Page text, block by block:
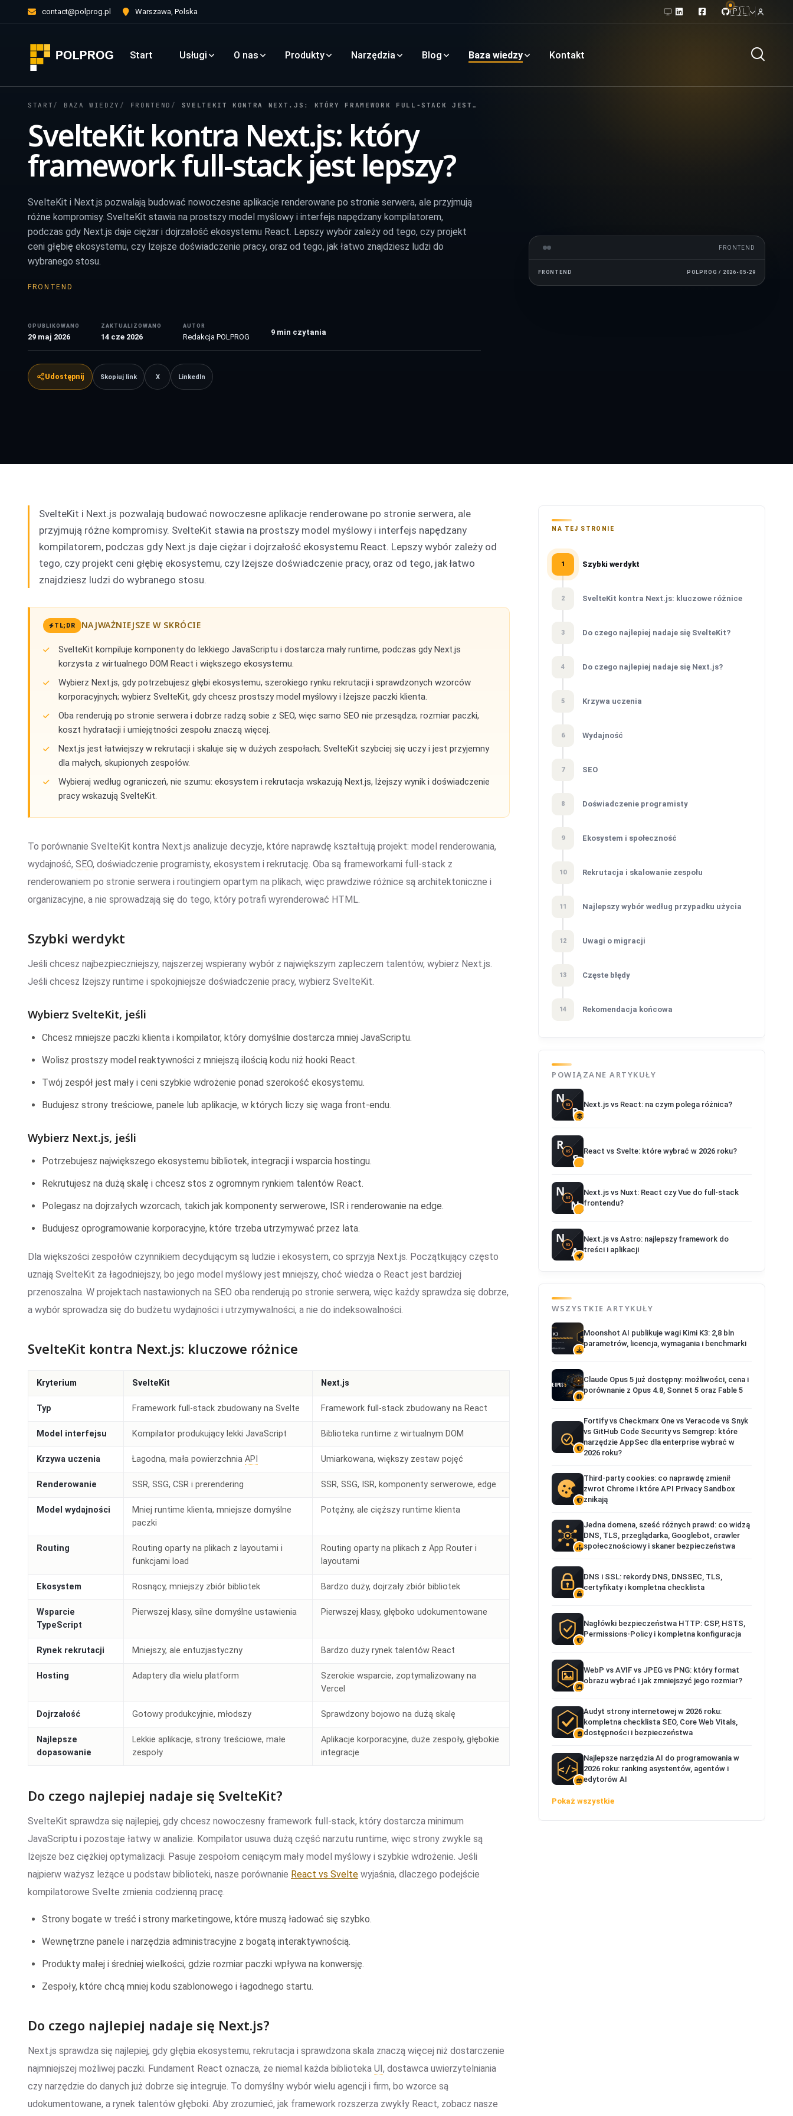
contact@polprog.pl Warszawa, Polska 🇵🇱
Start Usługi O nas Produkty Narzędzia Blog Baza wiedzy Kontakt
START BAZA WIEDZY FRONTEND SVELTEKIT KONTRA NEXT.JS: KTÓRY FRAMEWORK FULL-STACK JEST LEPSZY?
SvelteKit kontra Next.js: który
framework full-stack jest lepszy?
SvelteKit i Next.js pozwalają budować nowoczesne aplikacje renderowane po stronie serwera, ale przyjmują
różne kompromisy. SvelteKit stawia na prostszy model myślowy i interfejs napędzany kompilatorem,
podczas gdy Next.js daje ciężar i dojrzałość ekosystemu React. Lepszy wybór zależy od tego, czy projekt
ceni głębię ekosystemu, czy lżejsze doświadczenie pracy, oraz od tego, jak łatwo znajdziesz ludzi do
wybranego stosu.
FRONTEND
OPUBLIKOWANO
29 maj 2026
ZAKTUALIZOWANO
14 cze 2026
AUTOR
Redakcja POLPROG
9 min czytania
Udostępnij Skopiuj link X LinkedIn
FRONTEND
FRONTEND
01SvelteKit
FRONTEND POLPROG / 2026-05-29
SvelteKit i Next.js pozwalają budować nowoczesne aplikacje renderowane po stronie serwera, ale
przyjmują różne kompromisy. SvelteKit stawia na prostszy model myślowy i interfejs napędzany
kompilatorem, podczas gdy Next.js daje ciężar i dojrzałość ekosystemu React. Lepszy wybór zależy od
tego, czy projekt ceni głębię ekosystemu, czy lżejsze doświadczenie pracy, oraz od tego, jak łatwo
znajdziesz ludzi do wybranego stosu.
TL;DR NAJWAŻNIEJSZE W SKRÓCIE
SvelteKit kompiluje komponenty do lekkiego JavaScriptu i dostarcza mały runtime, podczas gdy Next.js
korzysta z wirtualnego DOM React i większego ekosystemu.
Wybierz Next.js, gdy potrzebujesz głębi ekosystemu, szerokiego rynku rekrutacji i sprawdzonych wzorców
korporacyjnych; wybierz SvelteKit, gdy chcesz prostszy model myślowy i lżejsze paczki klienta.
Oba renderują po stronie serwera i dobrze radzą sobie z SEO, więc samo SEO nie przesądza; rozmiar paczki,
koszt hydratacji i umiejętności zespołu znaczą więcej.
Next.js jest łatwiejszy w rekrutacji i skaluje się w dużych zespołach; SvelteKit szybciej się uczy i jest przyjemny
dla małych, skupionych zespołów.
Wybieraj według ograniczeń, nie szumu: ekosystem i rekrutacja wskazują Next.js, lżejszy wynik i doświadczenie
pracy wskazują SvelteKit.
To porównanie SvelteKit kontra Next.js analizuje decyzje, które naprawdę kształtują projekt: model renderowania,
wydajność,SEO, doświadczenie programisty, ekosystem i rekrutację. Oba są frameworkami full-stack z
renderowaniem po stronie serwera i routingiem opartym na plikach, więc prawdziwe różnice są architektoniczne i
organizacyjne, a nie sprowadzają się do tego, który potrafi wyrenderować HTML.
Szybki werdykt
Jeśli chcesz najbezpieczniejszy, najszerzej wspierany wybór z największym zapleczem talentów, wybierz Next.js.
Jeśli chcesz lżejszy runtime i spokojniejsze doświadczenie pracy, wybierz SvelteKit.
Wybierz SvelteKit, jeśli
Chcesz mniejsze paczki klienta i kompilator, który domyślnie dostarcza mniej JavaScriptu.
Wolisz prostszy model reaktywności z mniejszą ilością kodu niż hooki React.
Twój zespół jest mały i ceni szybkie wdrożenie ponad szerokość ekosystemu.
Budujesz strony treściowe, panele lub aplikacje, w których liczy się waga front-endu.
Wybierz Next.js, jeśli
Potrzebujesz największego ekosystemu bibliotek, integracji i wsparcia hostingu.
Rekrutujesz na dużą skalę i chcesz stos z ogromnym rynkiem talentów React.
Polegasz na dojrzałych wzorcach, takich jak komponenty serwerowe, ISR i renderowanie na edge.
Budujesz oprogramowanie korporacyjne, które trzeba utrzymywać przez lata.
Dla większości zespołów czynnikiem decydującym są ludzie i ekosystem, co sprzyja Next.js. Początkujący często
uznają SvelteKit za łagodniejszy, bo jego model myślowy jest mniejszy, choć wiedza o React jest bardziej
przenoszalna. W projektach nastawionych na SEO oba renderują po stronie serwera, więc każdy sprawdza się dobrze,
a wybór sprowadza się do budżetu wydajności i utrzymywalności, a nie do indeksowalności.
SvelteKit kontra Next.js: kluczowe różnice
Kryterium SvelteKit Next.js
Typ Framework full-stack zbudowany na Svelte Framework full-stack zbudowany na React
Model interfejsu Kompilator produkujący lekki JavaScript Biblioteka runtime z wirtualnym DOM
Krzywa uczenia Łagodna, mała powierzchniaAPI Umiarkowana, większy zestaw pojęć
Renderowanie SSR, SSG, CSR i prerendering SSR, SSG, ISR, komponenty serwerowe, edge
Model wydajności
Mniej runtime klienta, mniejsze domyślne
paczki
Potężny, ale cięższy runtime klienta
Routing
Routing oparty na plikach z layoutami i
funkcjami load
Routing oparty na plikach z App Router i
layoutami
Ekosystem Rosnący, mniejszy zbiór bibliotek Bardzo duży, dojrzały zbiór bibliotek
Wsparcie
TypeScript
Pierwszej klasy, silne domyślne ustawienia Pierwszej klasy, głęboko udokumentowane
Rynek rekrutacji Mniejszy, ale entuzjastyczny Bardzo duży rynek talentów React
Hosting Adaptery dla wielu platform
Szerokie wsparcie, zoptymalizowany na
Vercel
Dojrzałość Gotowy produkcyjnie, młodszy Sprawdzony bojowo na dużą skalę
Najlepsze
dopasowanie
Lekkie aplikacje, strony treściowe, małe
zespoły
Aplikacje korporacyjne, duże zespoły, głębokie
integracje
Do czego najlepiej nadaje się SvelteKit?
SvelteKit sprawdza się najlepiej, gdy chcesz nowoczesny framework full-stack, który dostarcza minimum
JavaScriptu i pozostaje łatwy w analizie. Kompilator usuwa dużą część narzutu runtime, więc strony zwykle są
lżejsze bez ciężkiej optymalizacji. Pasuje zespołom ceniącym mały model myślowy i szybkie wdrożenie. Jeśli
najpierw ważysz leżące u podstaw biblioteki, nasze porównanie React vs Svelte wyjaśnia, dlaczego podejście
kompilatorowe Svelte zmienia codzienną pracę.
Strony bogate w treść i strony marketingowe, które muszą ładować się szybko.
Wewnętrzne panele i narzędzia administracyjne z bogatą interaktywnością.
Produkty małej i średniej wielkości, gdzie rozmiar paczki wpływa na konwersję.
Zespoły, które chcą mniej kodu szablonowego i łagodnego startu.
Do czego najlepiej nadaje się Next.js?
Next.js sprawdza się najlepiej, gdy głębia ekosystemu, rekrutacja i sprawdzona skala znaczą więcej niż dostarczenie
najmniejszej możliwej paczki. Fundament React oznacza, że niemal każda bibliotekaUI, dostawca uwierzytelniania
czy narzędzie do danych już dobrze się integruje. To domyślny wybór wielu agencji i firm, bo wzorce są
udokumentowane, a rynek talentów głęboki. Aby zrozumieć, jak framework rozszerza zwykły React, zobacz nasze
NA TEJ STRONIE
1 Szybki werdykt
2 SvelteKit kontra Next.js: kluczowe różnice
3 Do czego najlepiej nadaje się SvelteKit?
4 Do czego najlepiej nadaje się Next.js?
5 Krzywa uczenia
6 Wydajność
7 SEO
8 Doświadczenie programisty
9 Ekosystem i społeczność
10 Rekrutacja i skalowanie zespołu
11 Najlepszy wybór według przypadku użycia
12 Uwagi o migracji
13 Częste błędy
14 Rekomendacja końcowa
POWIĄZANE ARTYKUŁY
Next.js vs React: na czym polega różnica?
React vs Svelte: które wybrać w 2026 roku?
Next.js vs Nuxt: React czy Vue do full-stack
frontendu?
Next.js vs Astro: najlepszy framework do
treści i aplikacji
WSZYSTKIE ARTYKUŁY
Moonshot AI publikuje wagi Kimi K3: 2,8 bln
parametrów, licencja, wymagania i benchmarki
Claude Opus 5 już dostępny: możliwości, cena i
porównanie z Opus 4.8, Sonnet 5 oraz Fable 5
Fortify vs Checkmarx One vs Veracode vs Snyk
vs GitHub Code Security vs Semgrep: które
narzędzie AppSec dla enterprise wybrać w
2026 roku?
Third-party cookies: co naprawdę zmienił
zwrot Chrome i które API Privacy Sandbox
znikają
Jedna domena, sześć różnych prawd: co widzą
DNS, TLS, przeglądarka, Googlebot, crawler
społecznościowy i skaner bezpieczeństwa
DNS i SSL: rekordy DNS, DNSSEC, TLS,
certyfikaty i kompletna checklista
Nagłówki bezpieczeństwa HTTP: CSP, HSTS,
Permissions-Policy i kompletna konfiguracja
WebP vs AVIF vs JPEG vs PNG: który format
obrazu wybrać i jak zmniejszyć jego rozmiar?
Audyt strony internetowej w 2026 roku:
kompletna checklista SEO, Core Web Vitals,
dostępności i bezpieczeństwa
Najlepsze narzędzia AI do programowania w
2026 roku: ranking asystentów, agentów i
edytorów AI
Pokaż wszystkie